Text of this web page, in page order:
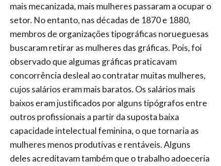
mais mecanizada, mais mulheres passaram a ocupar o
setor. No entanto, nas décadas de 1870 e 1880,
membros de organizações tipográficas norueguesas
buscaram retirar as mulheres das gráficas. Pois, foi
observado que algumas gráficas praticavam
concorrência desleal ao contratar muitas mulheres,
cujos salários eram mais baratos. Os salários mais
baixos eram justificados por alguns tipógrafos entre
outros profissionais a partir da suposta baixa
capacidade intelectual feminina, o que tornaria as
mulheres menos produtivas e rentáveis. Alguns
deles acreditavam também que o trabalho adoeceria